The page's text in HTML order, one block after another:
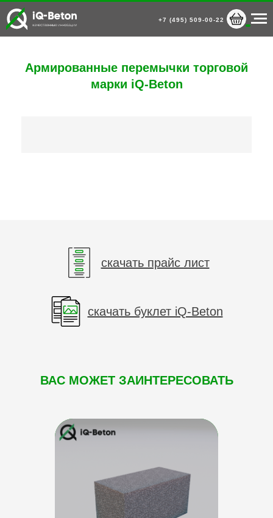
+7 (495) 509-00-22
Армированные перемычки торговой
марки iQ-Beton
скачать прайс лист
скачать буклет iQ-Beton
ВАС МОЖЕТ ЗАИНТЕРЕСОВАТЬ